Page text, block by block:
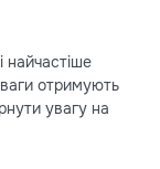
найчастіше
отримують
увагу на